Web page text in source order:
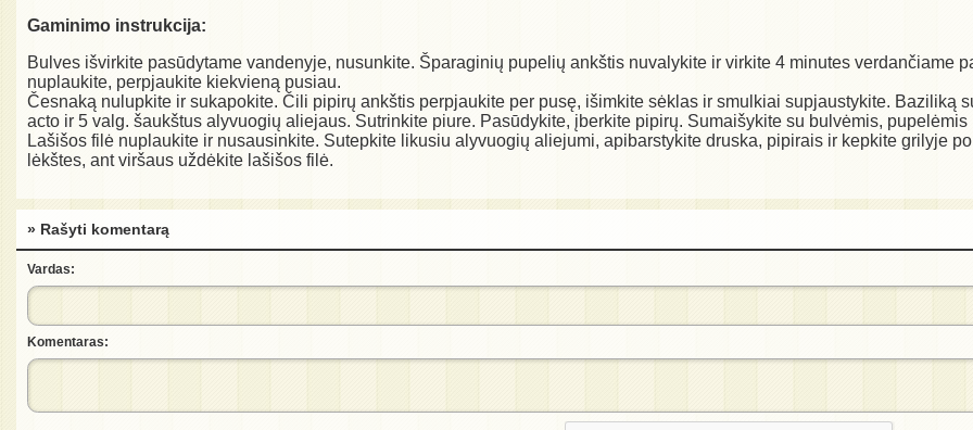
Gaminimo instrukcija:
Bulves išvirkite pasūdytame vandenyje, nusunkite. Šparaginių pupelių ankštis nuvalykite ir virkite 4 minutes verdančiame
nuplaukite, perpjaukite kiekvieną pusiau.
Česnaką nulupkite ir sukapokite. Čili pipirų ankštis perpjaukite per pusę, išimkite sėklas ir smulkiai supjaustykite. Baziliką
acto ir 5 valg. šaukštus alyvuogių aliejaus. Sutrinkite piure. Pasūdykite, įberkite pipirų. Sumaišykite su bulvėmis,
Lašišos filė nuplaukite ir nusausinkite. Sutepkite likusiu alyvuogių aliejumi, apibarstykite druska, pipirais ir kepkite grilyje
lėkštes, ant viršaus uždėkite lašišos filė.
» Rašyti komentarą
Vardas:
Komentaras: